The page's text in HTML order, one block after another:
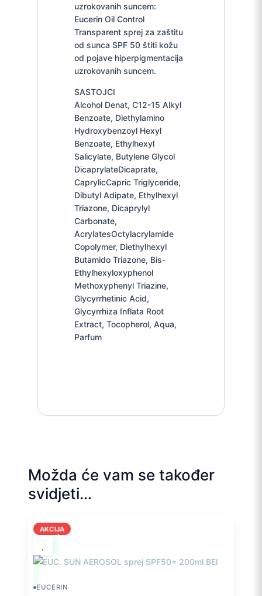
uzrokovanih suncem:
Eucerin Oil Control
Transparent sprej za zaštitu
od sunca SPF 50 štiti kožu
od pojave hiperpigmentacija
uzrokovanih suncem.
SASTOJCI
Alcohol Denat, C12-15 Alkyl
Benzoate, Diethylamino
Hydroxybenzoyl Hexyl
Benzoate, Ethylhexyl
Salicylate, Butylene Glycol
DicaprylateDicaprate,
CaprylicCapric Triglyceride,
Dibutyl Adipate, Ethylhexyl
Triazone, Dicaprylyl
Carbonate,
AcrylatesOctylacrylamide
Copolymer, Diethylhexyl
Butamido Triazone, Bis-
Ethylhexyloxyphenol
Methoxyphenyl Triazine,
Glycyrrhetinic Acid,
Glycyrrhiza Inflata Root
Extract, Tocopherol, Aqua,
Parfum
Možda će vam se također
svidjeti…
AKCIJA
EUCERIN